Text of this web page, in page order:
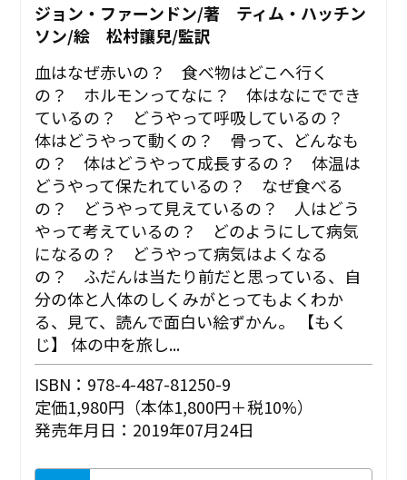
ジョン・ファーンドン/著 ティム・ハッチン
ソン/絵 松村讓兒/監訳
血はなぜ赤いの？ 食べ物はどこへ行く
の？ ホルモンってなに？ 体はなにででき
ているの？ どうやって呼吸しているの？
体はどうやって動くの？ 骨って、どんなも
の？ 体はどうやって成長するの？ 体温は
どうやって保たれているの？ なぜ食べる
の？ どうやって見えているの？ 人はどう
やって考えているの？ どのようにして病気
になるの？ どうやって病気はよくなる
の？ ふだんは当たり前だと思っている、自
分の体と人体のしくみがとってもよくわか
る、見て、読んで面白い絵ずかん。 【もく
じ】 体の中を旅し...
ISBN：978-4-487-81250-9
定価1,980円（本体1,800円＋税10%）
発売年月日：2019年07月24日